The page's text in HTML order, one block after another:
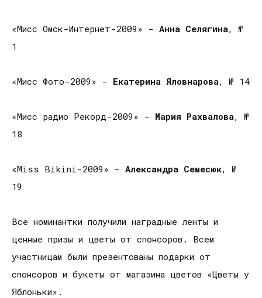
«Мисс Омск-Интернет-2009» - Анна Селягина, №
1
«Мисс Фото-2009» - Екатерина Яловнарова, № 14
«Мисс радио Рекорд-2009» - Мария Рахвалова, №
18
«Miss Bikini-2009» - Александра Семесюк, №
19
Все номинантки получили наградные ленты и
ценные призы и цветы от спонсоров. Всем
участницам были презентованы подарки от
спонсоров и букеты от магазина цветов «Цветы у
Яблоньки».